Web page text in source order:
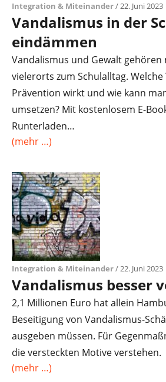
Integration & Miteinander/ 22. Juni 2023
Vandalismus in der
eindämmen
Vandalismus und Gewalt
vielerorts zum Schulalltag.
Prävention wirkt und wie kann
umsetzen? Mit kostenlosem E-
Runterladen…
(mehr …)
Integration & Miteinander/ 22. Juni 2023
Vandalismus besser
2,1 Millionen Euro hat allein
Beseitigung von Vandalismus-
ausgeben müssen. Für
die versteckten Motive verstehen.
(mehr …)